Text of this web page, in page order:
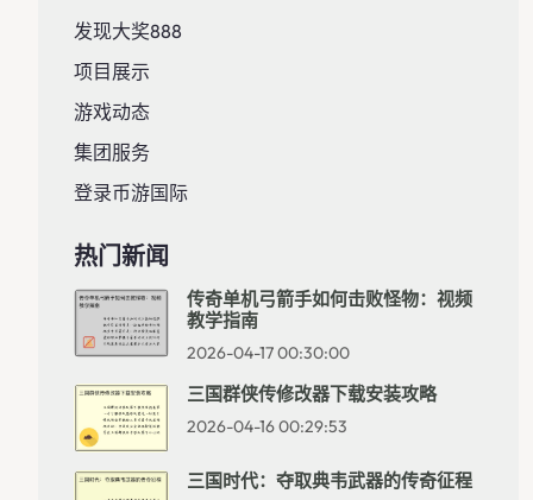
发现大奖888
项目展示
游戏动态
集团服务
登录币游国际
热门新闻
传奇单机弓箭手如何击败怪物：视频
教学指南
2026-04-17 00:30:00
三国群侠传修改器下载安装攻略
2026-04-16 00:29:53
三国时代：夺取典韦武器的传奇征程